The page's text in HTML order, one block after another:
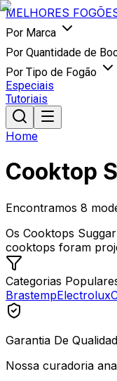
MELHORES
Por Marca
Por Quantidade de
Por Tipo de Fogão
Especiais
Tutoriais
Home
Cooktop
Encontramos 8
Os Cooktops
cooktops foram
Categorias
BrastempElectrolux
Garantia De
Nossa curadoria